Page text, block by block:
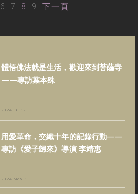
6 7 8 9 下一頁
體悟佛法就是生活，歡迎來到菩薩寺
——專訪葉本殊
2024 Jul 12
用愛革命，交織十年的記錄行動——
專訪《愛子歸來》導演 李靖惠
2024 May 13